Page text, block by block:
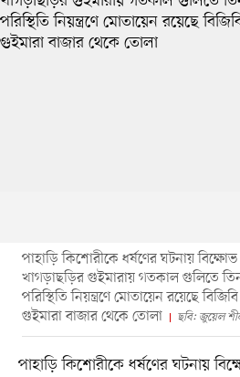
পাহাড়ি কিশোরীকে ধর্ষণের ঘটনায়
খাগড়াছড়ির গুইমারায় গতকাল গুলিতে
পরিস্থিতি নিয়ন্ত্রণে মোতায়েন রয়েছে
গুইমারা বাজার থেকে তোলা
ছবি: জুয়েল
পাহাড়ি কিশোরীকে ধর্ষণের ঘটনায়